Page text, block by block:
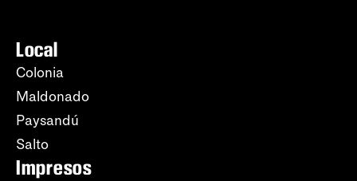
Local
Colonia
Maldonado
Paysandú
Salto
Impresos